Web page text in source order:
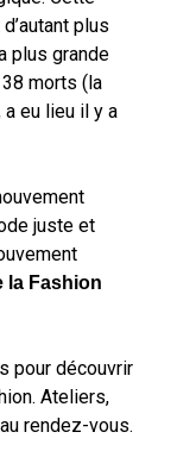
plus
plus grande
morts (la
eu lieu il y a
juste et
la Fashion
pour découvrir
Ateliers,
rendez-vous.